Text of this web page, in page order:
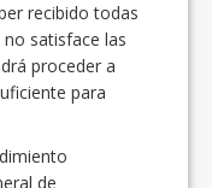
recibido todas
satisface las
proceder a
para
de